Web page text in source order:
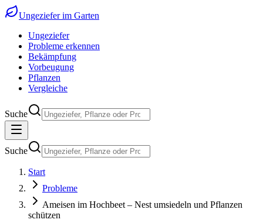
Ungeziefer im Garten
Ungeziefer
Probleme erkennen
Bekämpfung
Vorbeugung
Pflanzen
Vergleiche
Suche
Suche
Start
Probleme
Ameisen im Hochbeet – Nest umsiedeln und Pflanzen
schützen